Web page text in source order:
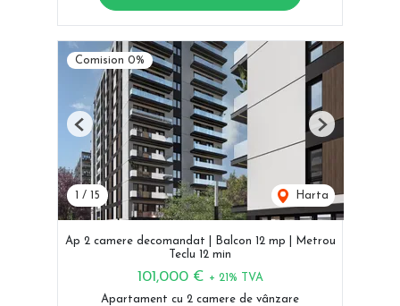
Comision 0%
1 / 15 Harta
Previous Next
Ap 2 camere decomandat | Balcon 12 mp | Metrou
Teclu 12 min
101,000 € + 21% TVA
Apartament cu 2 camere de vânzare